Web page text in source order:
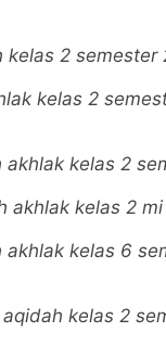
kelas 2 semester
kelas 2
kelas 2
akhlak kelas 2
akhlak kelas 6
kelas 2